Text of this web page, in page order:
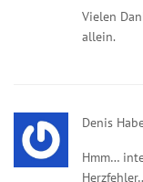
Vielen
allein.
Denis
Hmm…